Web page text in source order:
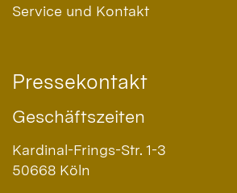
Service und Kontakt
Pressekontakt
Geschäftszeiten
Kardinal-Frings-Str. 1-3
50668 Köln